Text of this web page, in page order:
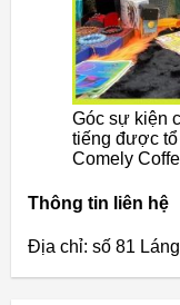
Góc sự kiện
tiếng được
Comely
Thông tin liên hệ
Địa chỉ: số 81